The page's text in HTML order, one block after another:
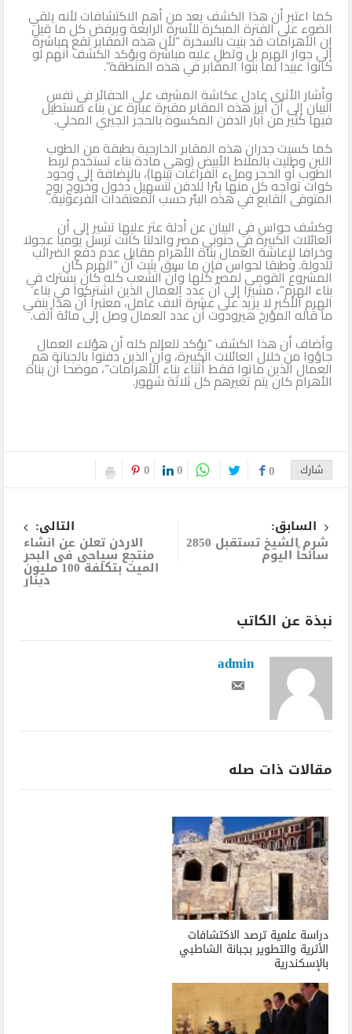
كما اعتبر أن هذا الكشف يعد من أهم الاكتشافات لأنه يلقي
الضوء على الفترة المبكرة للأسرة الرابعة ويرفض كل ما قيل
إن الأهرامات قد بنيت بالسخرة “لأن هذه المقابر تقع مباشرة
إلى جوار الهرم بل وتطل عليه مباشرة ويؤكد الكشف أنهم لو
كانوا عبيدا لما بنوا المقابر في هذه المنطقة”.
وأشار الأثري عادل عكاشة المشرف على الحفائر في نفس
البيان إلى أن أبرز هذه المقابر مقبرة عبارة عن بناء مستطيل
فيها كثير من آبار الدفن المكسوة بالحجر الجيري المحلي.
كما كسيت جدران هذه المقابر الخارجية بطبقة من الطوب
اللبن وطليت بالملاط الأبيض (وهي مادة بناء تستخدم لربط
الطوب أو الحجر وملء الفراغات بينها)، بالإضافة إلى وجود
كوات تواجه كل منها بئرا للدفن لتسهيل دخول وخروج روح
المتوفى القابع في هذه البئر حسب المعتقدات الفرعونية.
وكشف حواس في البيان عن أدلة عثر عليها تشير إلى أن
العائلات الكبيرة في جنوبي مصر والدلتا كانت ترسل يوميا عجولا
وخرافا لإعاشة العمال بناة الأهرام مقابل عدم دفع الضرائب
للدولة. وطبقا لحواس فإن ما سبق يثبت أن “الهرم كان
المشروع القومي لمصر كلها وأن الشعب كله كان يشترك في
بناء الهرم”، مشيرا إلى أن عدد العمال الذين اشتركوا في بناء
الهرم الأكبر لا يزيد على عشرة آلاف عامل، معتبرا أن هذا ينفي
ما قاله المؤرخ هيرودوت أن عدد العمال وصل إلى مائة ألف.
وأضاف أن هذا الكشف “يؤكد للعالم كله أن هؤلاء العمال
جاؤوا من خلال العائلات الكبيرة، وأن الذين دفنوا بالجبانة هم
العمال الذين ماتوا فقط أثناء بناء الأهرامات”، موضحا أن بناة
الأهرام كان يتم تغيرهم كل ثلاثة شهور.
شارك 0
0
0
السابق:
شرم الشيخ تستقبل 2850
سائحاً اليوم
التالى:
الاردن تعلن عن انشاء
منتجع سياحى فى البحر
الميت بتكلفة 100 مليون
دينار
نبذة عن الكاتب
admin
مقالات ذات صله
دراسة علمية ترصد الاكتشافات
الأثرية والتطوير بجبانة الشاطبي
بالإسكندرية